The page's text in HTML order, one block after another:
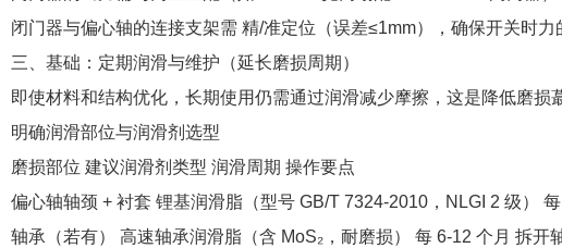
闭门器与偏心轴的连接支架需 精/准定位（误差≤1mm），确保开关时
三、基础：定期润滑与维护（延长磨损周期）
即使材料和结构优化，长期使用仍需通过润滑减少摩擦，这是降低磨损
明确润滑部位与润滑剂选型
磨损部位 建议润滑剂类型 润滑周期 操作要点
偏心轴轴颈 + 衬套 锂基润滑脂（型号 GB/T 7324-2010，NLGI 2 级）
轴承（若有） 高速轴承润滑脂（含 MoS₂，耐磨损） 每 6-12 个月 拆开